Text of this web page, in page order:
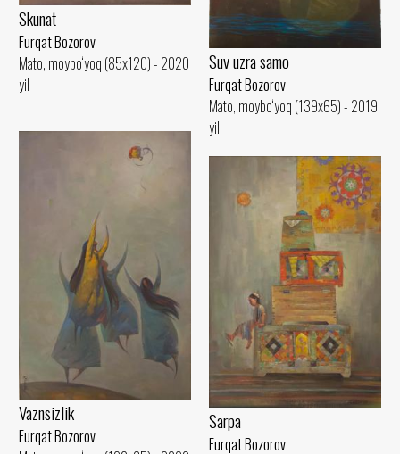
Suv uzra samo
Furqat Bozorov
Mato, moybo‘yoq (139x65) - 2019
yil
Skunat
Furqat Bozorov
Mato, moybo‘yoq (85x120) - 2020
yil
Vaznsizlik
Furqat Bozorov
Sarpa
Furqat Bozorov